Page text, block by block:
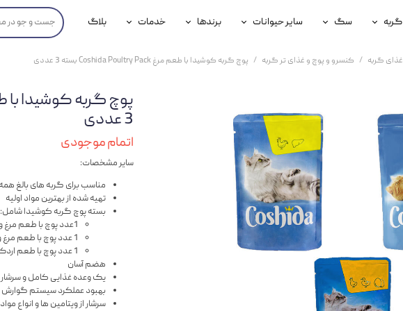
گربه
غذای گربه
آرایشی و بهداشتی گربه
سگ
آرایشی و بهداشتی سگ
سایر حیوانات
محصولات پرندگان
محصولات آبزیان
برندها
جوسرا
خدمات
خدمات آنلاین دامپزشکی
بلاگ
غذای گربه کنسرو و پوچ و غذای تر گربه پوچ گربه کوشیدا با طعم مرغ Coshida Poultry Pack بسته 3 عددی
3 عددی
اتمام موجودی
سایر مشخصات:
مناسب برای گربه های بالغ همه
تهیه شده از بهترین مواد اولیه
بسته پوچ گربه کوشیدا شامل:
1عدد پوچ با طعم مرغ و اردک در ژله تخم مرغ
1 عدد پوچ با طعم مرغ و کبد در ژله
1 عدد پوچ با طعم اردک در سس کدو سبز
هضم آسان
یک وعده غذایی کامل و سرشار
بهبود عملکرد سیستم گوارش
سرشار از ویتامین ها و انواع